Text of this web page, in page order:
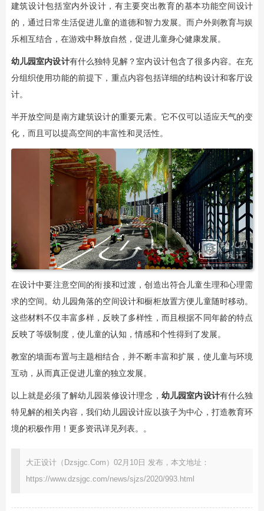
建筑设计包括室内外设计，有主要突出教育的基本功能空间设计
的，通过日常生活促进儿童的道德和智力发展。而户外则教育与娱
乐相互结合，在游戏中释放自然，促进儿童身心健康发展。
幼儿园室内设计有什么独特见解？室内设计包含了很多内容。在充
分组织使用功能的前提下，重点内容包括详细的结构设计和客厅设
计。
半开放空间是南方建筑设计的重要元素。它不仅可以适应天气的变
化，而且可以提高空间的丰富性和灵活性。
​在设计中要注意空间的衔接和过渡，创造出符合儿童生理和心理需
求的空间。幼儿园角落的空间设计和橱柜放置方便儿童随时移动。
这些材料不仅丰富多样，反映了多样性，而且根据不同年龄的特点
反映了等级制度，使儿童的认知，情感和个性得到了发展。
教室的墙面布置与主题相结合，并不断丰富和扩展，使儿童与环境
互动，从而真正促进儿童的独立发展。
以上就是必须了解幼儿园装修设计理念， 幼儿园室内设计有什么独
特见解的相关内容，我们幼儿园设计应以孩子为中心，打造教育环
境的积极作用！更多资讯详见列表。。
大正设计（Dzsjgc.Com）02月10日 发布，本文地址：
https://www.dzsjgc.com/news/sjzs/2020/993.html